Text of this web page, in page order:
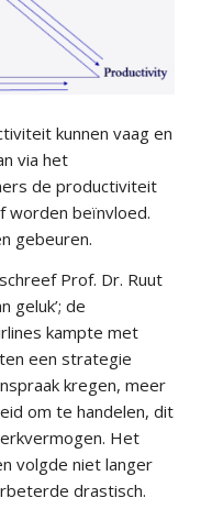
kunnen vaag en
via het
de productiviteit
worden beïnvloed.
gebeuren.
Prof. Dr. Ruut
geluk’; de
kampte met
een strategie
kregen, meer
om te handelen, dit
Het
volgde niet langer
drastisch.